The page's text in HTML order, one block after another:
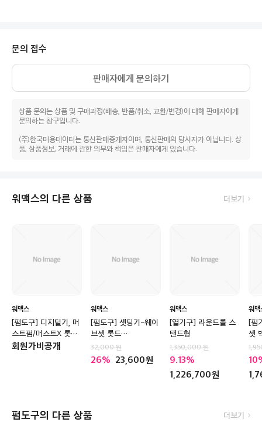
문의 접수
판매자에게 문의하기
상품 문의는 상품 및 구매과정(배송, 반품/취소, 교환/변경)에 대해 판매자에게
문의하는 창구입니다.
(주)한국미용데이터는 통신판매중개자이며, 통신판매의 당사자가 아닙니다. 상
품, 상품정보, 거래에 관한 의무와 책임은 판매자에게 있습니다.
워맥스의 다른 상품 더보기
워맥스
[펌도구] 디지털기, 머
스트펌/머스트X 롯드
(10,12,14,16,18,20,22,24,26
회원가비공개
워맥스
[펌도구] 셋팅기-웨이
브셋 롯드
(14,16,18,20,22,24,26,30
미리)*교환환불불가*
32,000
26 23,600
워맥스
[열기구] 라운드롤 스
탠드형
1,350,000
9.13
1,226,700
워맥
[펌
셋
10
펌도구의 다른 상품 더보기